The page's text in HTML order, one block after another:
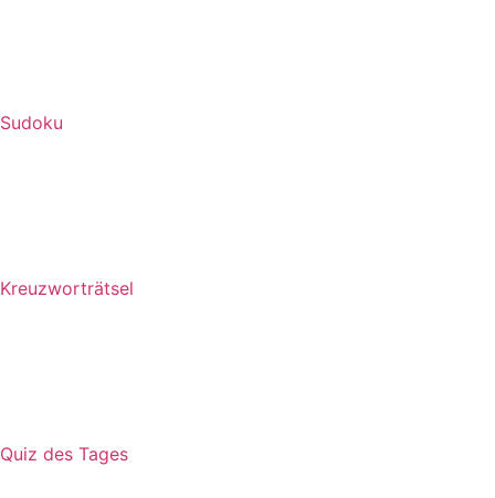
Sudoku
Kreuzworträtsel
Quiz des Tages